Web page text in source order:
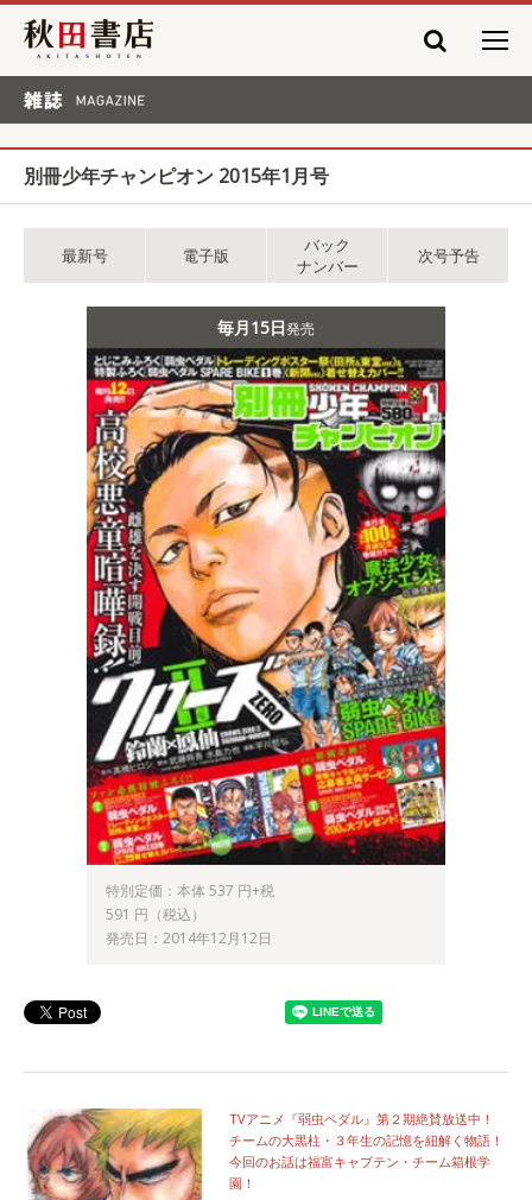
秋田書店
別冊少年チャンピオン 2015年1月号
最新号 電子版
バック
ナンバー
次号予告
毎月15日発売
特別定価：本体 537 円+税
591 円（税込）
発売日：2014年12月12日
TVアニメ『弱虫ペダル』第２期絶賛放送中！
チームの大黒柱・３年生の記憶を紐解く物語！
今回のお話は福富キャプテン・チーム箱根学
園！